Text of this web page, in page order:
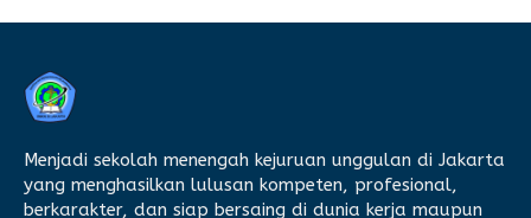
Menjadi sekolah menengah kejuruan unggulan di Jakarta
yang menghasilkan lulusan kompeten, profesional,
berkarakter, dan siap bersaing di dunia kerja maupun